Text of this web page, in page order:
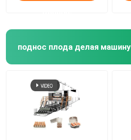
поднос плода делая машину